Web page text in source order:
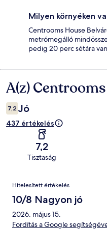
Milyen környéken
Centrooms House
metrómegálló
pedig 20 perc sétára
Értékelések
A(z)
7,2 Jó
437 értékelés
7,2
Tisztaság
Értékelések
Hitelesített értékelés
10/8 Nagyon jó
2026. május 15.
Fordítás a Google